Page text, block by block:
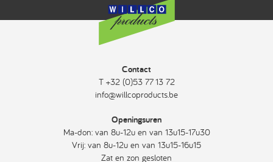
Contact
T +32 (0)53 77 13 72
info@willcoproducts.be
Openingsuren
Ma-don: van 8u-12u en van 13u15-17u30
Vrij: van 8u-12u en van 13u15-16u15
Zat en zon gesloten